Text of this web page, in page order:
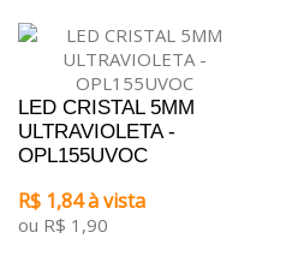
LED CRISTAL 5MM
ULTRAVIOLETA -
OPL155UVOC
R$ 1,84 à vista
ou R$ 1,90